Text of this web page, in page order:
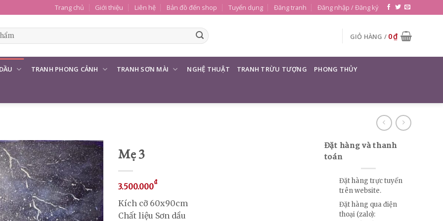
Trang chủ Giới thiệu Liên hệ Bản đồ đến shop Tuyển dụng Đăng tranh Đăng nhập / Đăng ký
GIỎ HÀNG / 0₫
TRANH PHONG CẢNH TRANH SƠN MÀI NGHỆ THUẬT TRANH TRỪU TƯỢNG PHONG THỦY
Mẹ 3
3.500.000₫
Kích cỡ 60x90cm
Chất liệu Sơn dầu
Đặt hàng và thanh
toán
Đặt hàng trực tuyến
trên website.
Đặt hàng qua điện
thoại (zalo):